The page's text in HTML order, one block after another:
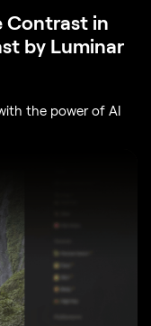
Contrast in
by Luminar
the power of AI